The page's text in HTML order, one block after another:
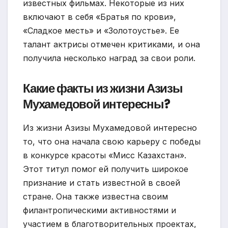
известных фильмах. Некоторые из них
включают в себя «Братья по крови»,
«Сладкое месть» и «Золотоустье». Ее
талант актрисы отмечен критиками, и она
получила несколько наград за свои роли.
Какие факты из жизни Азизы
Мухамедовой интересны?
Из жизни Азизы Мухамедовой интересно
то, что она начала свою карьеру с победы
в конкурсе красоты «Мисс Казахстан».
Этот титул помог ей получить широкое
признание и стать известной в своей
стране. Она также известна своим
филантропическими активностями и
участием в благотворительных проектах,